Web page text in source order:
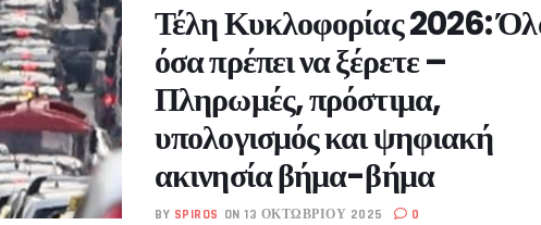
Τέλη Κυκλοφορίας 2026:
όσα πρέπει να ξέρετε –
Πληρωμές, πρόστιμα,
υπολογισμός και ψηφιακή
ακινησία βήμα-βήμα
BY SPIROS ON 13 ΟΚΤΩΒΡΊΟΥ 2025 0